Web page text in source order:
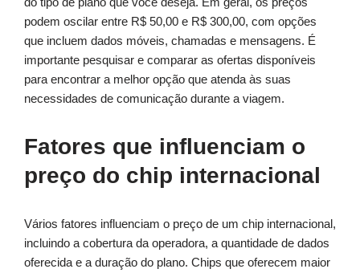
podem oscilar entre R$ 50,00 e R$ 300,00, com opções
que incluem dados móveis, chamadas e mensagens. É
importante pesquisar e comparar as ofertas disponíveis
para encontrar a melhor opção que atenda às suas
necessidades de comunicação durante a viagem.
Fatores que influenciam o
preço do chip internacional
Vários fatores influenciam o preço de um chip internacional,
incluindo a cobertura da operadora, a quantidade de dados
oferecida e a duração do plano. Chips que oferecem maior